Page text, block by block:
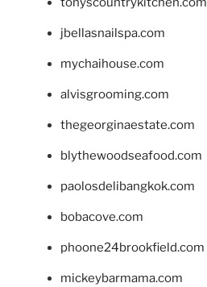
jbellasnailspa.com
mychaihouse.com
alvisgrooming.com
thegeorginaestate.com
blythewoodseafood.com
paolosdelibangkok.com
bobacove.com
phoone24brookfield.com
mickeybarmama.com